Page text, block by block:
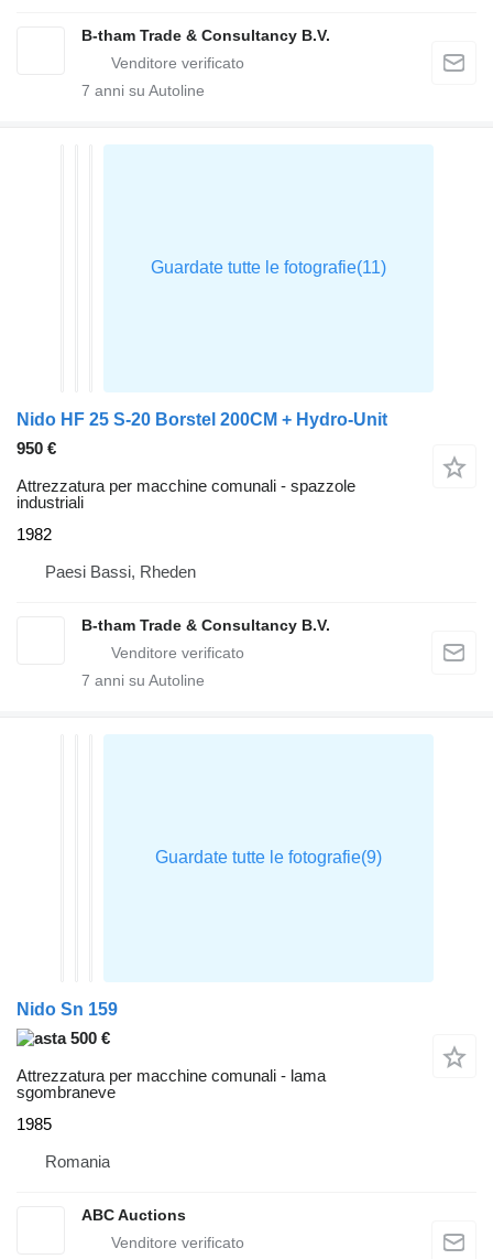
B-tham Trade & Consultancy B.V.
7 anni su Autoline
Nido HF 25 S-20 Borstel 200CM + Hydro-Unit
950 €
Attrezzatura per macchine comunali - spazzole
industriali
1982
Paesi Bassi, Rheden
B-tham Trade & Consultancy B.V.
7 anni su Autoline
Nido Sn 159
500 €
Attrezzatura per macchine comunali - lama
sgombraneve
1985
Romania
ABC Auctions